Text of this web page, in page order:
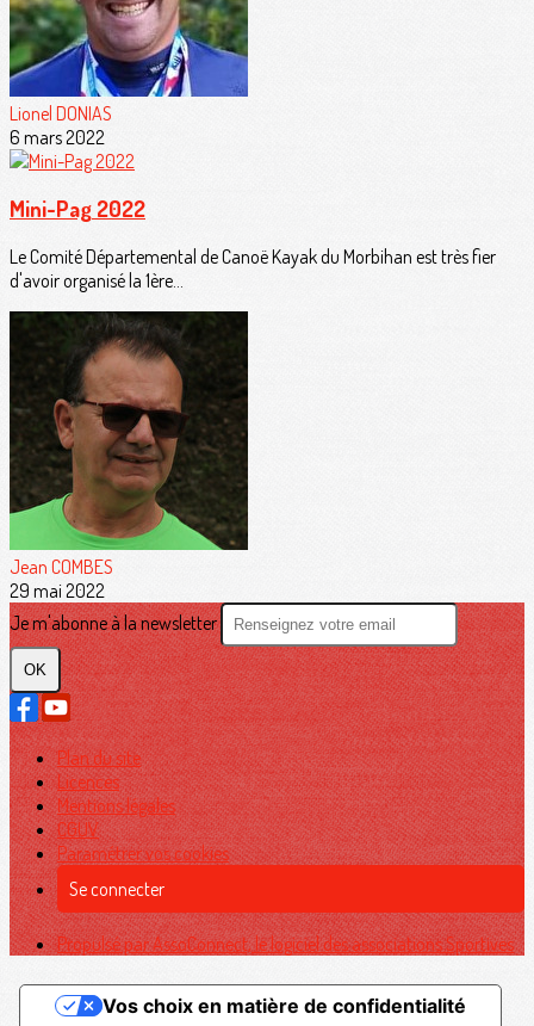
Lionel DONIAS
6 mars 2022
Mini-Pag 2022
Le Comité Départemental de Canoë Kayak du Morbihan est très fier
d'avoir organisé la 1ère...
Jean COMBES
29 mai 2022
Je m'abonne à la newsletter
OK
Plan du site
Licences
Mentions légales
CGUV
Paramétrer vos cookies
Se connecter
Propulsé par AssoConnect, le logiciel des associations Sportives
Vos choix en matière de confidentialité